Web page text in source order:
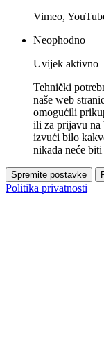
Vimeo,
Neophodno
Uvijek aktivno
Tehnički
naše web
omogućili
ili za prijavu na
izvući bilo
nikada neće
Spremite postavke
Politika privatnosti